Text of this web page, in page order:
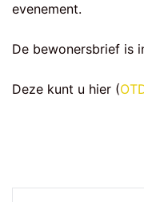
evenement.
De bewonersbrief is
Deze kunt u hier (